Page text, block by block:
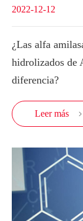
2022-12-12
¿Las alfa
hidrolizados de
diferencia?
Leer más 